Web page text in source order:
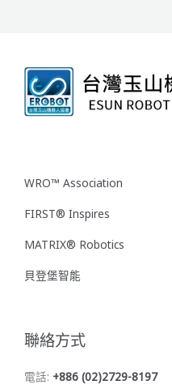
WRO™ Association
FIRST® Inspires
MATRIX® Robotics
貝登堡智能
聯絡方式
電話: +886 (02)2729-8197